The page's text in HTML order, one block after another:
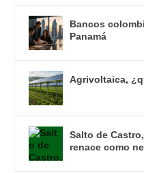
Bancos
Panamá
Agrivoltaica,
Salto de
renace como